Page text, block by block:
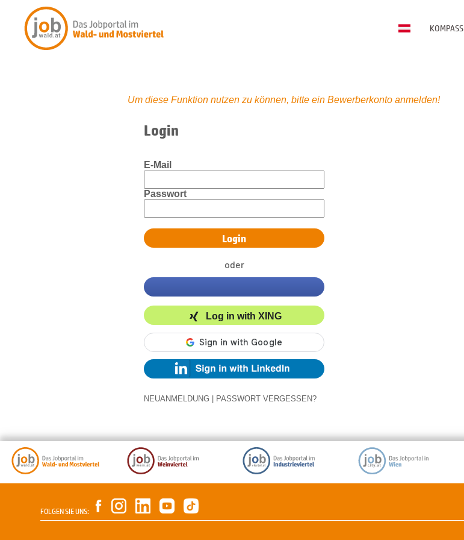
KOMPASS
Um diese Funktion nutzen zu können, bitte ein Bewerberkonto anmelden!
Login
E-Mail
Passwort
oder
Log in with XING
NEUANMELDUNG PASSWORT VERGESSEN?
FOLGEN SIE UNS: